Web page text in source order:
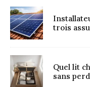
trois
Quel lit
sans